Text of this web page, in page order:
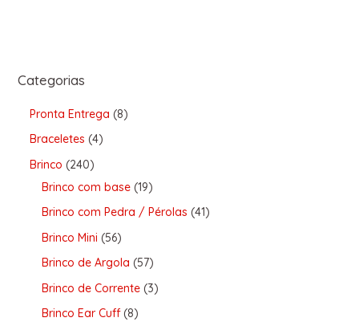
Categorias
Pronta Entrega 8
Braceletes 4
Brinco 240
Brinco com base 19
Brinco com Pedra / Pérolas 41
Brinco Mini 56
Brinco de Argola 57
Brinco de Corrente 3
Brinco Ear Cuff 8